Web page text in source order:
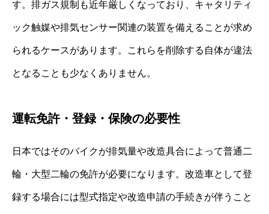
す。排ガス規制も近年厳しくなっており、キャタリティ
ック触媒や排気センサー関連の装置を備えることが求め
られるケースがあります。これらを削除する自体が違法
となることも少なくありません。
運転免許・登録・保険の必要性
日本ではそのバイクが排気量や改造具合によって普通二
輪・大型二輪の免許が必要になります。改造車として登
録する場合には型式指定や改造申請の手続きが伴うこと